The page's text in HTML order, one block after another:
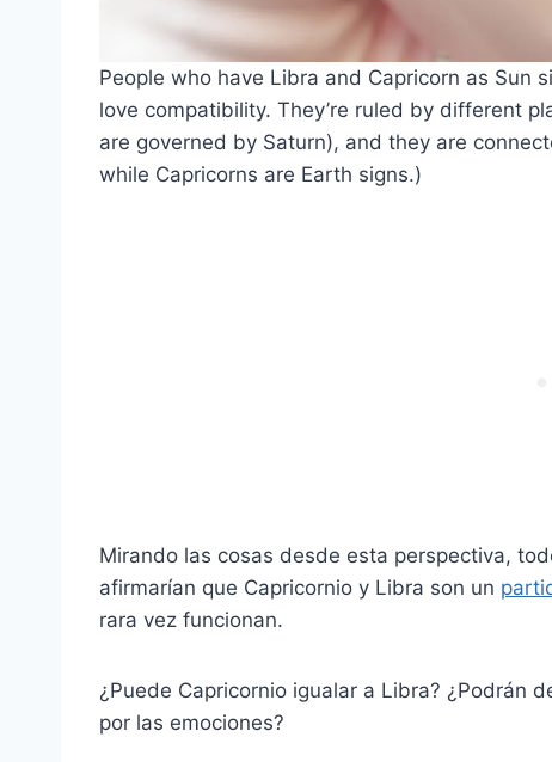
People who have Libra and Capricorn as Sun
love compatibility. They’re ruled by different
are governed by Saturn), and they are
while Capricorns are Earth signs.)
Mirando las cosas desde esta perspectiva,
afirmarían que Capricornio y Libra son un
rara vez funcionan.
¿Puede Capricornio igualar a Libra? ¿Podrán
por las emociones?